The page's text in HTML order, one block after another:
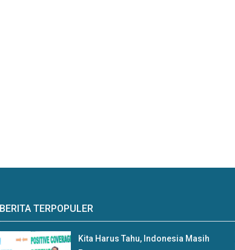
BERITA TERPOPULER
Kita Harus Tahu, Indonesia Masih